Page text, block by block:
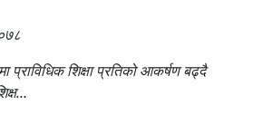
प्राविधिक शिक्षा प्रतिको आकर्षण बढ्दै